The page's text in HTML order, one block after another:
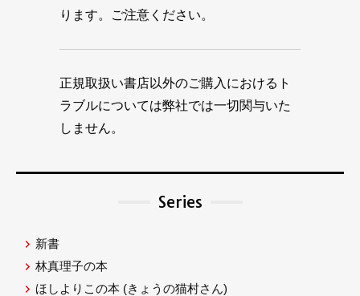
ります。ご注意ください。
正規取扱い書店以外のご購入におけるト
ラブルについては弊社では一切関与いた
しません。
Series
新書
林真理子の本
ほしよりこの本 (きょうの猫村さん)